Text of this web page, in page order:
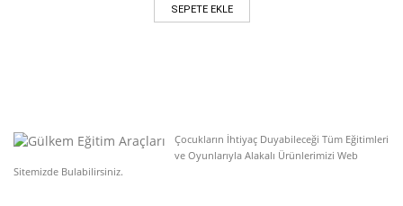
SEPETE EKLE
Çocukların İhtiyaç Duyabileceği Tüm Eğitimleri
ve Oyunlarıyla Alakalı Ürünlerimizi Web
Sitemizde Bulabilirsiniz.